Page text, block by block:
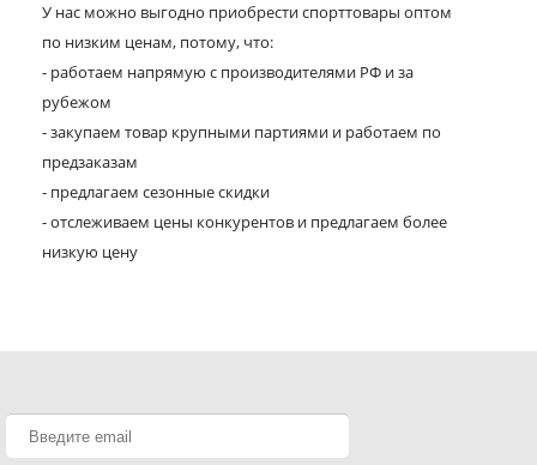
У нас можно выгодно приобрести спорттовары оптом
по низким ценам, потому, что:
- работаем напрямую с производителями РФ и за
рубежом
- закупаем товар крупными партиями и работаем по
предзаказам
- предлагаем сезонные скидки
- отслеживаем цены конкурентов и предлагаем более
низкую цену